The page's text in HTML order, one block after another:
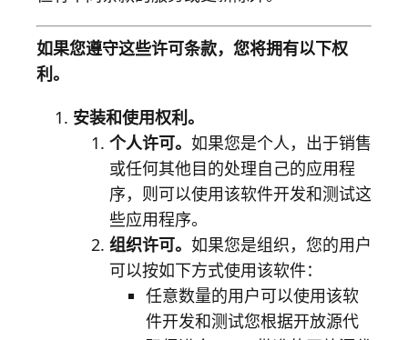
如果您遵守这些许可条款，您将拥有以下权
利。
安装和使用权利。
个人许可。 如果您是个人，出于销售
或任何其他目的处理自己的应用程
序，则可以使用该软件开发和测试这
些应用程序。
组织许可。 如果您是组织，您的用户
可以按如下方式使用该软件：
任意数量的用户可以使用该软
件开发和测试您根据开放源代